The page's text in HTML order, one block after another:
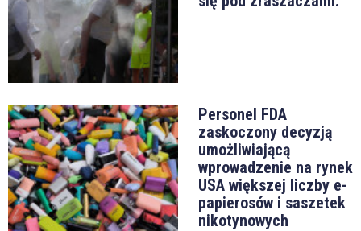
Personel FDA
zaskoczony decyzją
umożliwiającą
wprowadzenie na rynek
USA większej liczby e-
papierosów i saszetek
nikotynowych